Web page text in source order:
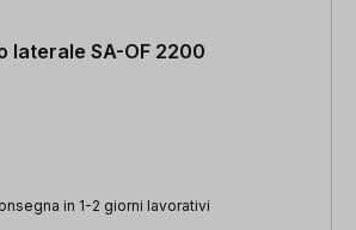
laterale SA-OF 2200
in 1-2 giorni lavorativi